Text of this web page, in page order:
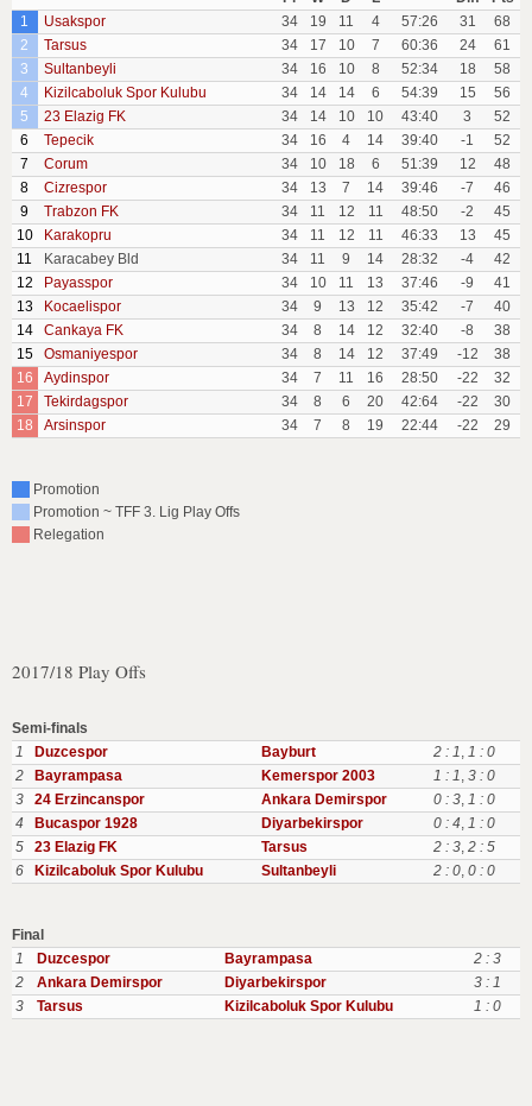
1
Usakspor 34 19 11 4 57:26 31
68
2
Tarsus 34 17 10 7 60:36 24
61
3
Sultanbeyli 34 16 10 8 52:34 18
58
4
Kizilcaboluk Spor Kulubu 34 14 14 6 54:39 15
56
5
23 Elazig FK 34 14 10 10 43:40 3
52
6
Tepecik 34 16 4 14 39:40 -1
52
7
Corum 34 10 18 6 51:39 12
48
8
Cizrespor 34 13 7 14 39:46 -7
46
9
Trabzon FK 34 11 12 11 48:50 -2
45
10
Karakopru 34 11 12 11 46:33 13
45
11
Karacabey Bld 34 11 9 14 28:32 -4
42
12
Payasspor 34 10 11 13 37:46 -9
41
13
Kocaelispor 34 9 13 12 35:42 -7
40
14
Cankaya FK 34 8 14 12 32:40 -8
38
15
Osmaniyespor 34 8 14 12 37:49 -12
38
16
Aydinspor 34 7 11 16 28:50 -22
32
17
Tekirdagspor 34 8 6 20 42:64 -22
30
18
Arsinspor 34 7 8 19 22:44 -22 29
Promotion
Promotion ~ TFF 3. Lig Play Offs
Relegation
2017/18 Play Offs
Semi-finals
1
Duzcespor Bayburt 2 : 1, 1 : 0
2
Bayrampasa Kemerspor 2003 1 : 1, 3 : 0
3
24 Erzincanspor Ankara Demirspor 0 : 3, 1 : 0
4
Bucaspor 1928 Diyarbekirspor 0 : 4, 1 : 0
5
23 Elazig FK Tarsus 2 : 3, 2 : 5
6
Kizilcaboluk Spor Kulubu Sultanbeyli 2 : 0, 0 : 0
Final
1
Duzcespor Bayrampasa
2 : 3
2
Ankara Demirspor Diyarbekirspor
3 : 1
3
Tarsus Kizilcaboluk Spor Kulubu 1 : 0